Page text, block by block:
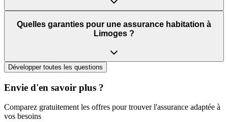
Quelles garanties pour une assurance habitation à
Limoges ?
Développer toutes les questions
Envie d'en savoir plus ?
Comparez gratuitement les offres pour trouver l'assurance adaptée à
vos besoins